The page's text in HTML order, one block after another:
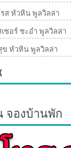
ส หัวหิน พูลวิลล่า
ซอร์ ชะอำ พูลวิลล่า
หัวหิน พูลวิลล่า
จองบ้านพัก